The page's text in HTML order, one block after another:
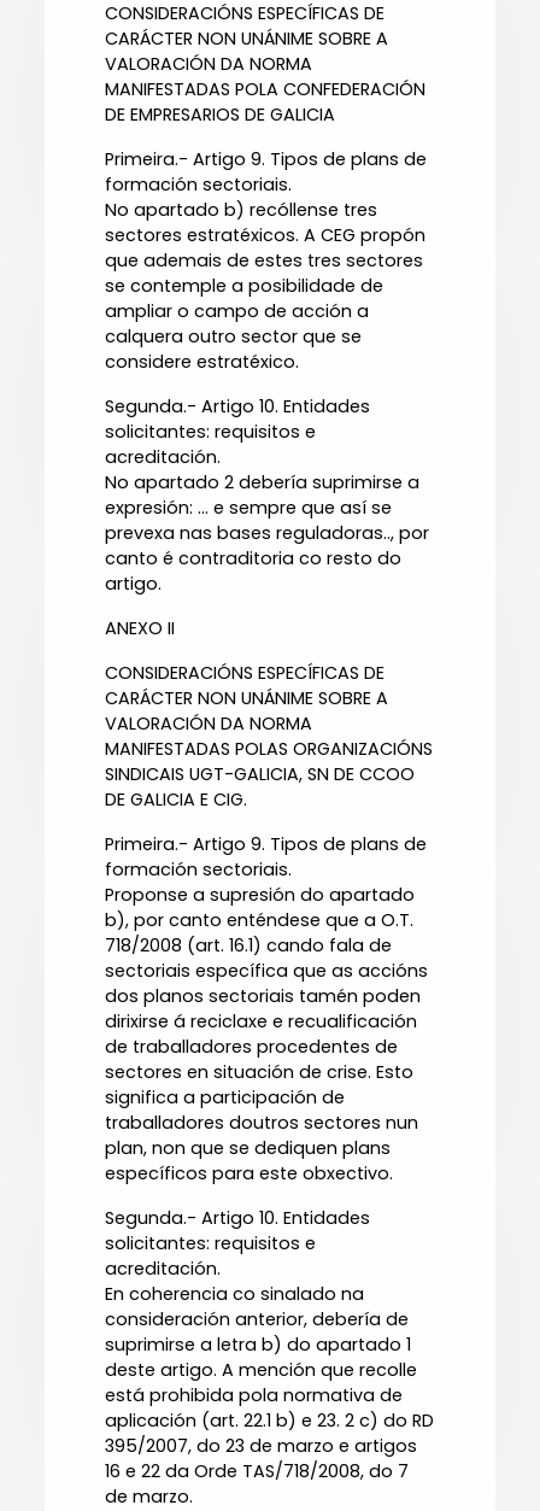
CONSIDERACIÓNS ESPECÍFICAS DE
CARÁCTER NON UNÁNIME SOBRE A
VALORACIÓN DA NORMA
MANIFESTADAS POLA CONFEDERACIÓN
DE EMPRESARIOS DE GALICIA
Primeira.- Artigo 9. Tipos de plans de
formación sectoriais.
No apartado b) recóllense tres
sectores estratéxicos. A CEG propón
que ademais de estes tres sectores
se contemple a posibilidade de
ampliar o campo de acción a
calquera outro sector que se
considere estratéxico.
Segunda.- Artigo 10. Entidades
solicitantes: requisitos e
acreditación.
No apartado 2 debería suprimirse a
expresión: ... e sempre que así se
prevexa nas bases reguladoras.., por
canto é contraditoria co resto do
artigo.
ANEXO II
CONSIDERACIÓNS ESPECÍFICAS DE
CARÁCTER NON UNÁNIME SOBRE A
VALORACIÓN DA NORMA
MANIFESTADAS POLAS ORGANIZACIÓNS
SINDICAIS UGT-GALICIA, SN DE CCOO
DE GALICIA E CIG.
Primeira.- Artigo 9. Tipos de plans de
formación sectoriais.
Proponse a supresión do apartado
b), por canto enténdese que a O.T.
718/2008 (art. 16.1) cando fala de
sectoriais específica que as accións
dos planos sectoriais tamén poden
dirixirse á reciclaxe e recualificación
de traballadores procedentes de
sectores en situación de crise. Esto
significa a participación de
traballadores doutros sectores nun
plan, non que se dediquen plans
específicos para este obxectivo.
Segunda.- Artigo 10. Entidades
solicitantes: requisitos e
acreditación.
En coherencia co sinalado na
consideración anterior, debería de
suprimirse a letra b) do apartado 1
deste artigo. A mención que recolle
está prohibida pola normativa de
aplicación (art. 22.1 b) e 23. 2 c) do RD
395/2007, do 23 de marzo e artigos
16 e 22 da Orde TAS/718/2008, do 7
de marzo.